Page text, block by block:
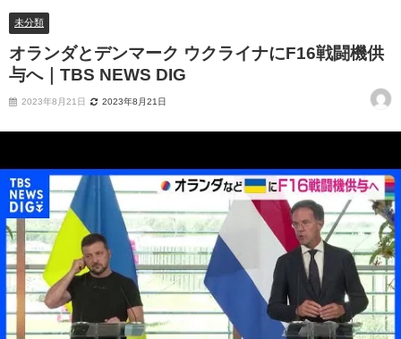
未分類
オランダとデンマーク ウクライナにF16戦闘機供
与へ｜TBS NEWS DIG
2023年8月21日 2023年8月21日